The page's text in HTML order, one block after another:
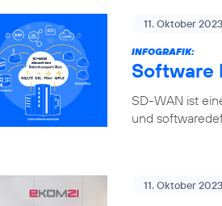
11. Oktober 2023
INFOGRAFIK:
Software
SD-WAN ist
und
11. Oktober 2023